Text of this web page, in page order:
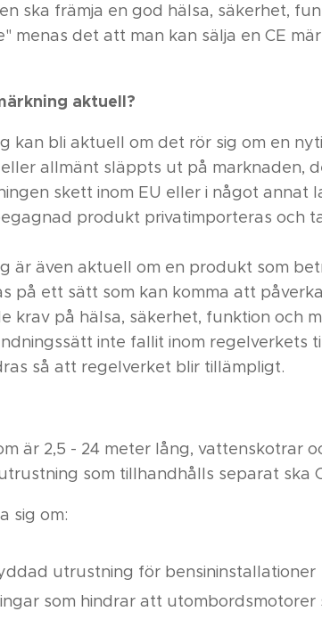
ska främja en god hälsa, säkerhet,
menas det att man kan sälja en CE
aktuell?
kan bli aktuell om det rör sig om en
allmänt släppts ut på marknaden,
skett inom EU eller i något annat
produkt privatimporteras och
är även aktuell om en produkt som
på ett sätt som kan komma att
krav på hälsa, säkerhet, funktion och
inte fallit inom regelverkets
så att regelverket blir tillämpligt.
är 2,5 - 24 meter lång, vattenskotrar
som tillhandhålls separat ska
sig om:
utrustning för bensininstallationer
som hindrar att utombordsmotorer